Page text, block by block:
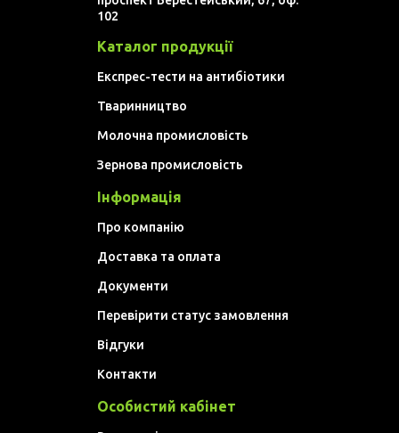
102
Каталог продукції
Експрес-тести на антибіотики
Тваринництво
Молочна промисловість
Зернова промисловість
Інформація
Про компанію
Доставка та оплата
Документи
Перевірити статус замовлення
Відгуки
Контакти
Особистий кабінет